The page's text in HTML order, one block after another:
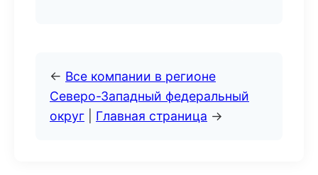
← Все компании в регионе
Северо-Западный федеральный
округ
Главная страница →